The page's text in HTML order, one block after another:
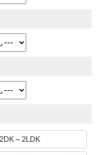
2DK～2LDK